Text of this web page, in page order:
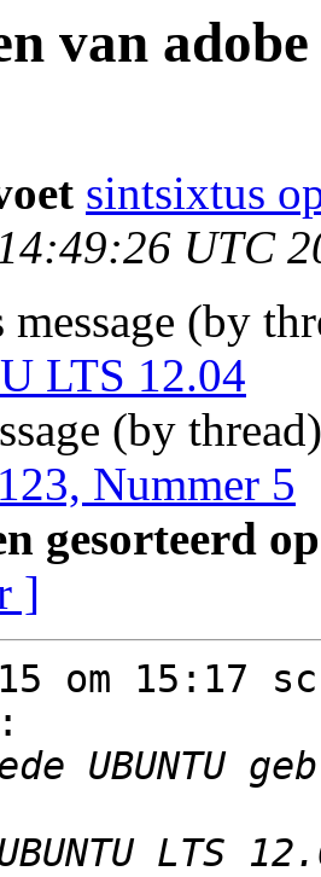
van
sintsixtus
UTC
message (by
LTS 12.04
(by
Nummer 5
gesorteerd
]
om 15:17
:
LTS